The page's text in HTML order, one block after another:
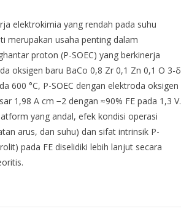
elektrokimia yang rendah pada suhu
merupakan usaha penting dalam
proton (P-SOEC) yang berkinerja
oksigen baru BaCo 0,8 Zr 0,1 Zn 0,1 O 3-δ
600 °C, P-SOEC dengan elektroda oksigen
1,98 A cm −2 dengan ≈90% FE pada 1,3 V.
yang andal, efek kondisi operasi
arus, dan suhu) dan sifat intrinsik P-
pada FE diselidiki lebih lanjut secara